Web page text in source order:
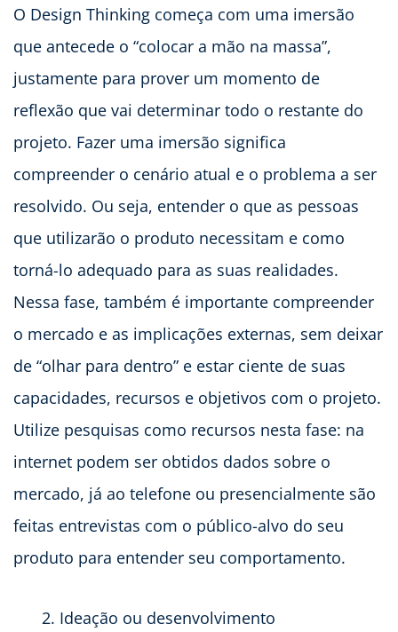
O Design Thinking começa com uma imersão
que antecede o “colocar a mão na massa”,
justamente para prover um momento de
reflexão que vai determinar todo o restante do
projeto. Fazer uma imersão significa
compreender o cenário atual e o problema a ser
resolvido. Ou seja, entender o que as pessoas
que utilizarão o produto necessitam e como
torná-lo adequado para as suas realidades.
Nessa fase, também é importante compreender
o mercado e as implicações externas, sem deixar
de “olhar para dentro” e estar ciente de suas
capacidades, recursos e objetivos com o projeto.
Utilize pesquisas como recursos nesta fase: na
internet podem ser obtidos dados sobre o
mercado, já ao telefone ou presencialmente são
feitas entrevistas com o público-alvo do seu
produto para entender seu comportamento.
Ideação ou desenvolvimento